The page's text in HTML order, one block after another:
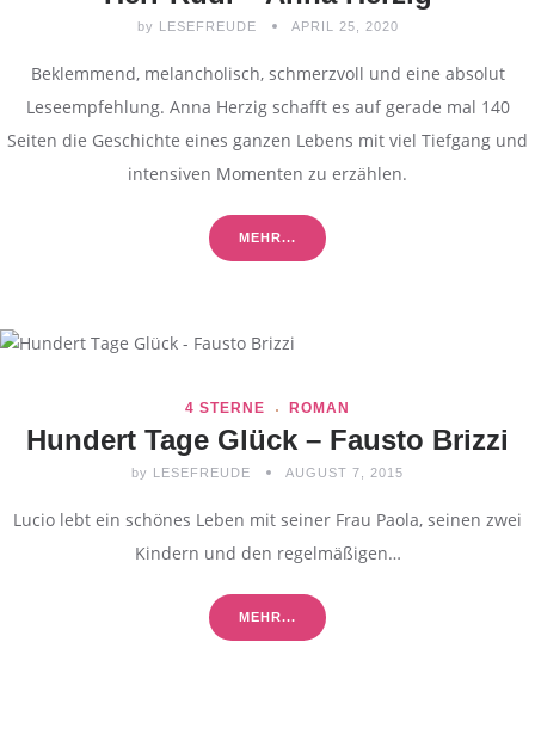
by LESEFREUDE APRIL 25, 2020
Beklemmend, melancholisch, schmerzvoll und eine absolut
Leseempfehlung. Anna Herzig schafft es auf gerade mal 140
Seiten die Geschichte eines ganzen Lebens mit viel Tiefgang und
intensiven Momenten zu erzählen.
MEHR...
4 STERNE ROMAN
Hundert Tage Glück – Fausto Brizzi
by LESEFREUDE AUGUST 7, 2015
Lucio lebt ein schönes Leben mit seiner Frau Paola, seinen zwei
Kindern und den regelmäßigen…
MEHR...